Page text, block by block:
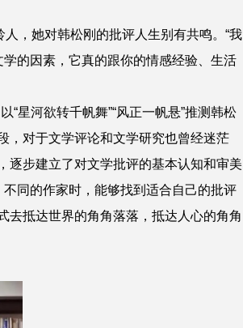
，她对韩松刚的批评人生别有共鸣。“我
的因素，它真的跟你的情感经验、生活
“星河欲转千帆舞”“风正一帆悬”推测韩松
，对于文学评论和文学研究也曾经迷茫
逐步建立了对文学批评的基本认知和审美
同的作家时，能够找到适合自己的批评
去抵达世界的角角落落，抵达人心的角角